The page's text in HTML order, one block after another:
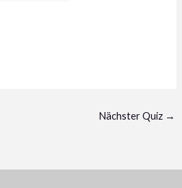
Nächster Quiz →